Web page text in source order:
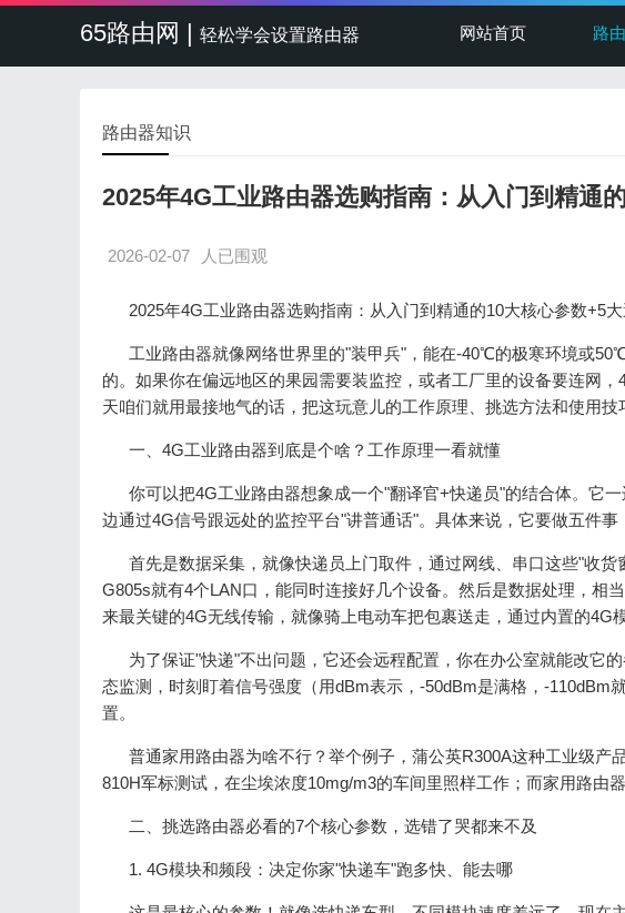
65路由网 | 轻松学会设置路由器 网站首页 路
路由器知识
2025年4G工业路由器选购指南：从入门到精通
2026-02-07 人已围观
2025年4G工业路由器选购指南：从入门到精通的10大核心参数+5
工业路由器就像网络世界里的"装甲兵"，能在-40℃的极寒环境或
的。如果你在偏远地区的果园需要装监控，或者工厂里的设备要连网
天咱们就用最接地气的话，把这玩意儿的工作原理、挑选方法和使用技
一、4G工业路由器到底是个啥？工作原理一看就懂
你可以把4G工业路由器想象成一个"翻译官+快递员"的结合体。它
边通过4G信号跟远处的监控平台"讲普通话"。具体来说，它要做五件事
首先是数据采集，就像快递员上门取件，通过网线、串口这些"收
G805s就有4个LAN口，能同时连接好几个设备。然后是数据处理，相
来最关键的4G无线传输，就像骑上电动车把包裹送走，通过内置的4G
为了保证"快递"不出问题，它还会远程配置，你在办公室就能改它
态监测，时刻盯着信号强度（用dBm表示，-50dBm是满格，-110dBm
置。
普通家用路由器为啥不行？举个例子，蒲公英R300A这种工业级产
810H军标测试，在尘埃浓度10mg/m3的车间里照样工作；而家用路由
二、挑选路由器必看的7个核心参数，选错了哭都来不及
1. 4G模块和频段：决定你家"快递车"跑多快、能去哪